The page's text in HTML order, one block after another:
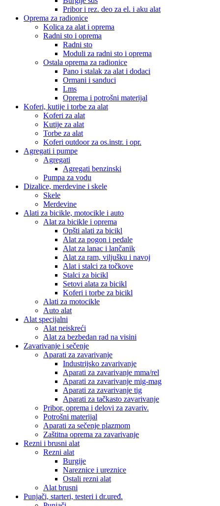
Pribor i rez. deo za el. i aku alat
Oprema za radionice
Kolica za alat i oprema
Radni sto i oprema
Radni sto
Moduli za radni sto i oprema
Ostala oprema za radionice
Pano i stalak za alat i dodaci
Ormani i sanduci
Lms
Oprema i potrošni materijal
Koferi, kutije i torbe za alat
Koferi za alat
Kutije za alat
Torbe za alat
Koferi outdoor za os.instr. i opr.
Agregati i pumpe
Agregati
Agregati benzinski
Pumpa za vodu
Dizalice, merdevine i skele
Skele
Merdevine
Alati za bicikle, motocikle i auto
Alat za bicikle i oprema
Opšti alati za bicikl
Alat za pogon i pedale
Alat za lanac i lančanik
Alat za ram, viljušku i navoj
Alat i stalci za točkove
Stalci za bicikl
Setovi alata za bicikl
Koferi i torbe za bicikl
Alati za motocikle
Auto alat
Alat specijalni
Alat neiskreći
Alat za bezbedan rad na visini
Zavarivanje i sečenje
Aparati za zavarivanje
Industrijsko zavarivanje
Aparati za zavarivanje mma/rel
Aparati za zavarivanje mig-mag
Aparati za zavarivanje tig
Aparati za tačkasto zavarivanje
Pribor, oprema i delovi za zavariv.
Potrošni materijal
Aparati za sečenje plazmom
Zaštitna oprema za zavarivanje
Rezni i brusni alat
Rezni alat
Burgije
Nareznice i ureznice
Ostali rezni alat
Alat brusni
Punjači, starteri, testeri i dr.uređ.